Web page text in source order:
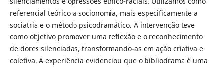
referencial teórico a socionomia, mais especificamente a
sociatria e o método psicodramático. A intervenção teve
como objetivo promover uma reflexão e o reconhecimento
de dores silenciadas, transformando-as em ação criativa e
coletiva. A experiência evidenciou que o bibliodrama é uma